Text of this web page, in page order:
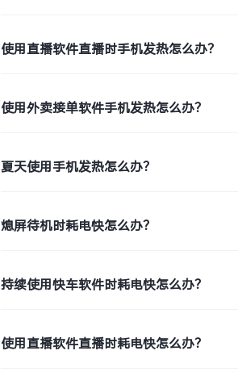
使用直播软件直播时手机发热怎么办？
使用外卖接单软件手机发热怎么办？
夏天使用手机发热怎么办？
熄屏待机时耗电快怎么办？
持续使用快车软件时耗电快怎么办？
使用直播软件直播时耗电快怎么办？